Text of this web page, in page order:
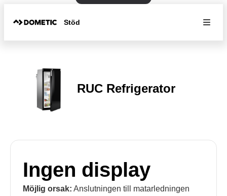
Stöd
RUC Refrigerator
Ingen display
Möjlig orsak: Anslutningen till matarledningen